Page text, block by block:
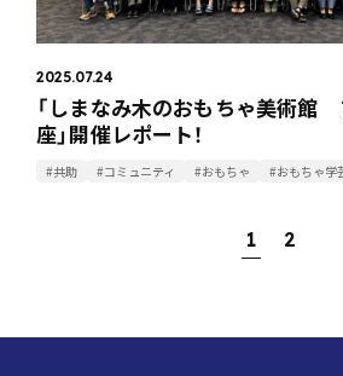
2025.07.24
「しまなみ木のおもちゃ美術館
座」開催レポート！
#共助 #コミュニティ #おもちゃ #おもちゃ学
1 2